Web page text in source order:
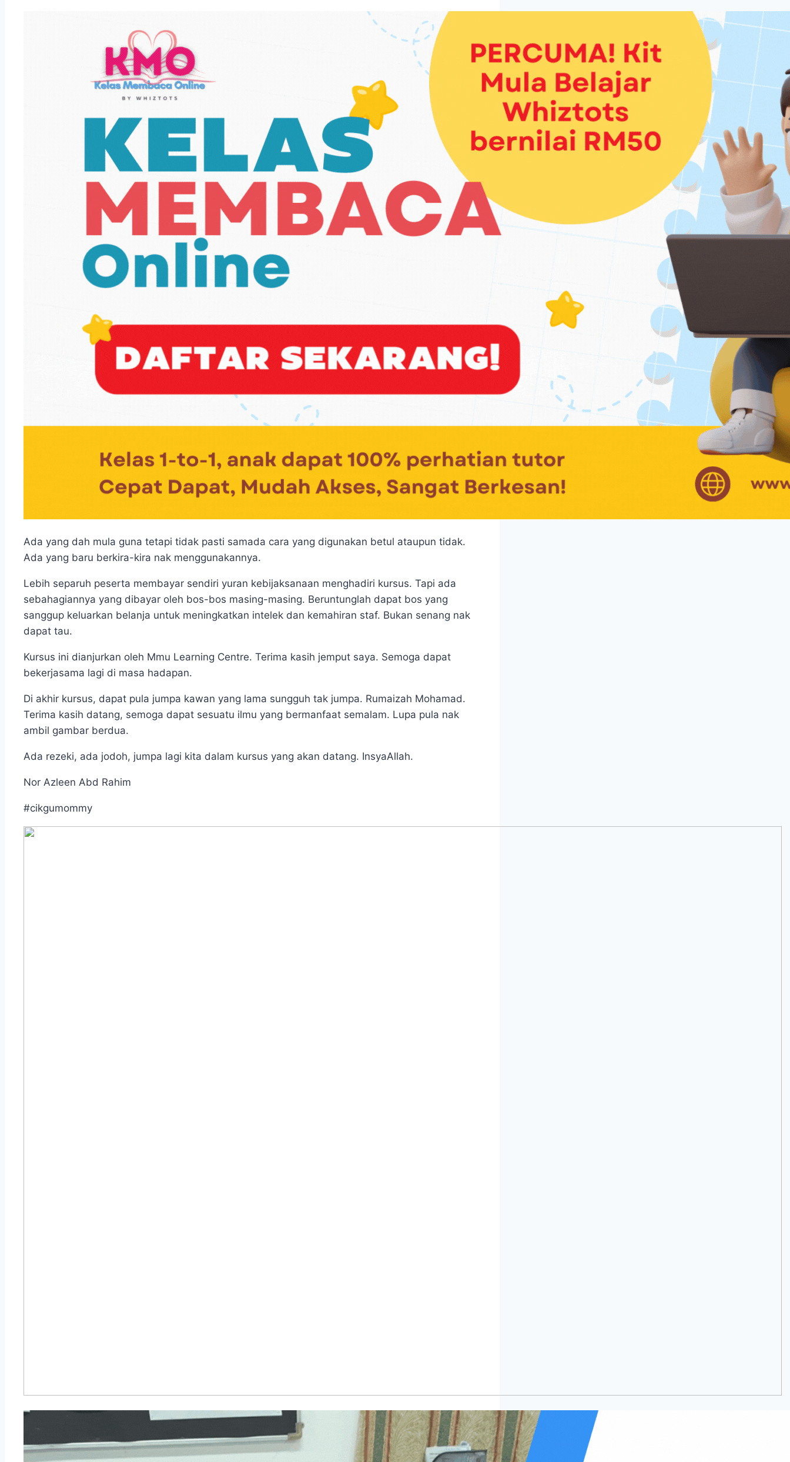
Ada yang dah mula guna tetapi tidak pasti samada cara yang digunakan betul ataupun tidak.
Ada yang baru berkira-kira nak menggunakannya.
Lebih separuh peserta membayar sendiri yuran kebijaksanaan menghadiri kursus. Tapi ada
sebahagiannya yang dibayar oleh bos-bos masing-masing. Beruntunglah dapat bos yang
sanggup keluarkan belanja untuk meningkatkan intelek dan kemahiran staf. Bukan senang nak
dapat tau.
Kursus ini dianjurkan oleh Mmu Learning Centre. Terima kasih jemput saya. Semoga dapat
bekerjasama lagi di masa hadapan.
Di akhir kursus, dapat pula jumpa kawan yang lama sungguh tak jumpa. Rumaizah Mohamad.
Terima kasih datang, semoga dapat sesuatu ilmu yang bermanfaat semalam. Lupa pula nak
ambil gambar berdua.
Ada rezeki, ada jodoh, jumpa lagi kita dalam kursus yang akan datang. InsyaAllah.
Nor Azleen Abd Rahim
#cikgumommy